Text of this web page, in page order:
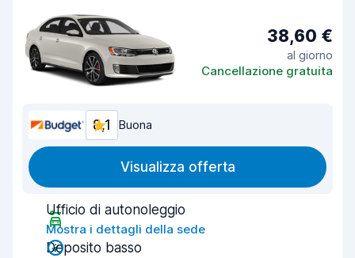
38,60 €
al giorno
Cancellazione gratuita
8,1 Buona
Visualizza offerta
Ufficio di autonoleggio
Mostra i dettagli della sede
Deposito basso